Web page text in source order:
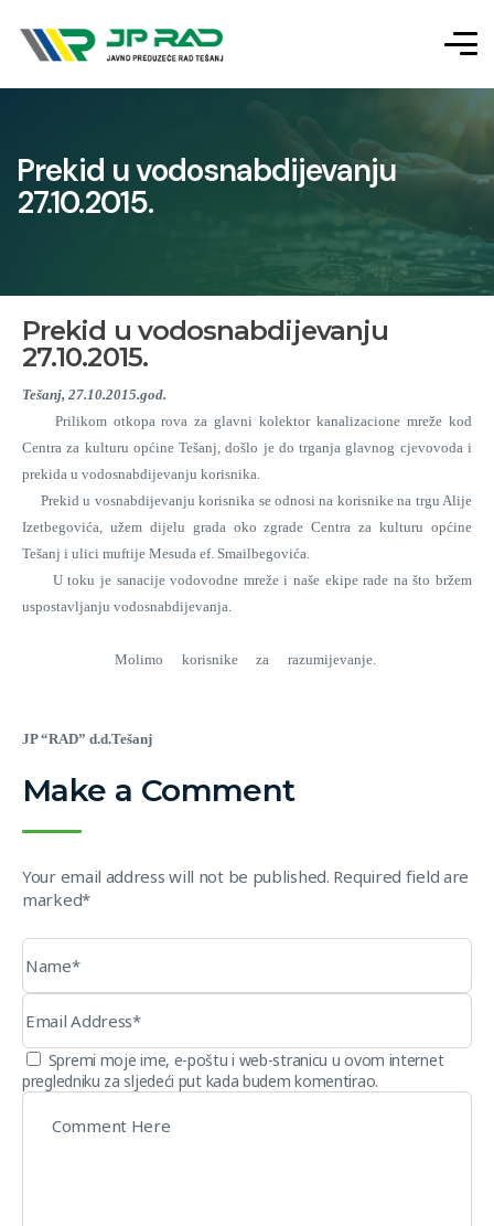
Prekid u vodosnabdijevanju
27.10.2015.
Prekid u vodosnabdijevanju
27.10.2015.
Tešanj, 27.10.2015.god.
Prilikom otkopa rova za glavni kolektor kanalizacione mreže kod
Centra za kulturu općine Tešanj, došlo je do trganja glavnog cjevovoda i
prekida u vodosnabdijevanju korisnika.
Prekid u vosnabdijevanju korisnika se odnosi na korisnike na trgu Alije
Izetbegovića, užem dijelu grada oko zgrade Centra za kulturu općine
Tešanj i ulici muftije Mesuda ef. Smailbegovića.
U toku je sanacije vodovodne mreže i naše ekipe rade na što bržem
uspostavljanju vodosnabdijevanja.
Molimo korisnike za razumijevanje.
JP “RAD” d.d.Tešanj
Make a Comment
Your email address will not be published. Required field are
marked*
Spremi moje ime, e-poštu i web-stranicu u ovom internet
pregledniku za sljedeći put kada budem komentirao.